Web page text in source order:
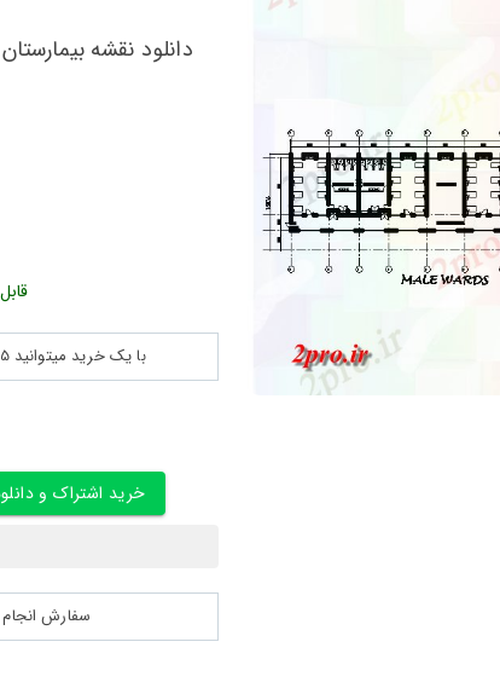
دانلود نقشه
با یک خرید میتوانید 35 نقشه پلان جزییات و ... را بین 180560 نقشه به مدت 30 روز دانلود کنید
خرید اشتراک و
سفارش انجام